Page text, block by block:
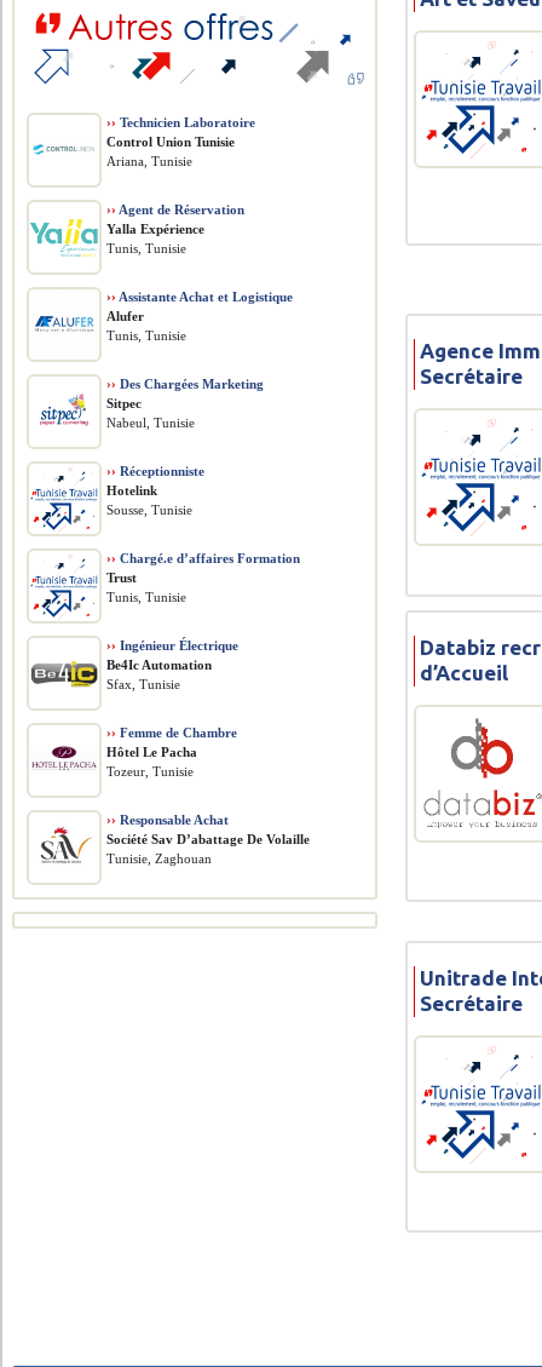
Agence
Secrétaire
Databiz
d’Accueil
Unitrade
Secrétaire
›› Technicien Laboratoire
Control Union Tunisie
Ariana, Tunisie
›› Agent de Réservation
Yalla Expérience
Tunis, Tunisie
›› Assistante Achat et Logistique
Alufer
Tunis, Tunisie
›› Des Chargées Marketing
Sitpec
Nabeul, Tunisie
›› Réceptionniste
Hotelink
Sousse, Tunisie
›› Chargé.e d’affaires Formation
Trust
Tunis, Tunisie
›› Ingénieur Électrique
Be4Ic Automation
Sfax, Tunisie
›› Femme de Chambre
Hôtel Le Pacha
Tozeur, Tunisie
›› Responsable Achat
Société Sav D’abattage De Volaille
Tunisie, Zaghouan